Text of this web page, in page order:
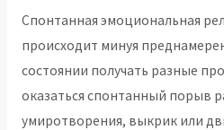
Спонтанная эмоциональная
происходит минуя
состоянии получать разные
оказаться спонтанный порыв
умиротворения, выкрик или